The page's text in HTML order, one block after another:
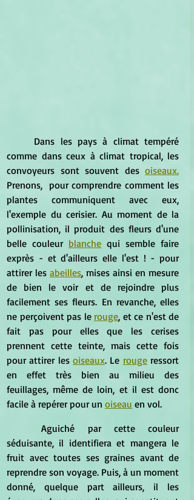
comme dans ceux à climat tropical, les
convoyeurs sont souvent des oiseaux.
Prenons,  pour comprendre comment les
plantes communiquent avec eux,
l'exemple du cerisier. Au moment de la
pollinisation, il produit des fleurs d'une
belle couleur blanche qui semble faire
exprès - et d'ailleurs elle l'est ! - pour
attirer les abeilles, mises ainsi en mesure
de bien le voir et de rejoindre plus
facilement ses fleurs. En revanche, elles
ne perçoivent pas le rouge, et ce n'est de
fait pas pour elles que les cerises
prennent cette teinte, mais cette fois
pour attirer les oiseaux. Le rouge ressort
en effet très bien au milieu des
feuillages, même de loin, et il est donc
facile à repérer pour un oiseau en vol.
	Aguiché par cette couleur
séduisante, il identifiera et mangera le
fruit avec toutes ses graines avant de
reprendre son voyage. Puis, à un moment
donné, quelque part ailleurs, il les